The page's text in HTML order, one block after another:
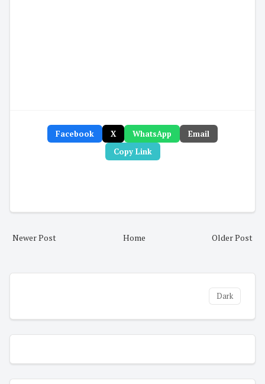
Facebook X WhatsApp
Email
Copy Link
Newer Post Older Post
Home
Dark